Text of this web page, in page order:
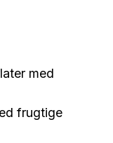
med
frugtige